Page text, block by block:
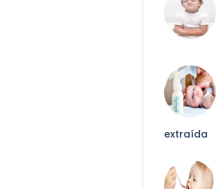
extraída